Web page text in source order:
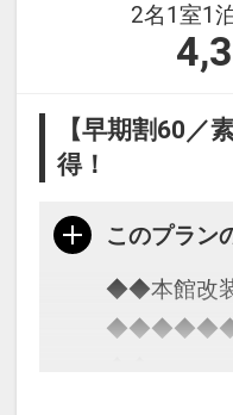
2名1室1
【早期割60／
得！
このプラン
◆◆本館改